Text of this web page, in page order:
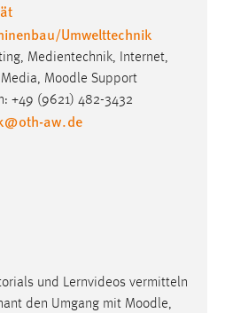
Umwelttechnik
Medientechnik, Internet,
Moodle Support
+49 (9621) 482-3432
@oth-aw.de
und Lernvideos vermitteln
den Umgang mit Moodle,